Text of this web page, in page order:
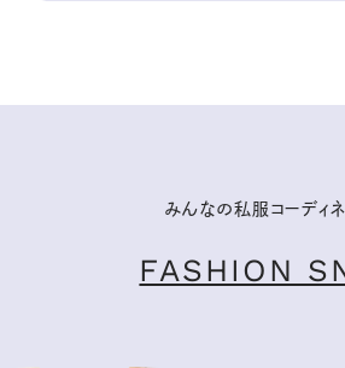
みんなの私服コーディネ
FASHION